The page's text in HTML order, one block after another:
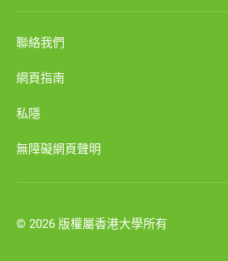
聯絡我們
網頁指南
私隱
無障礙網頁聲明
© 2026 版權屬香港大學所有